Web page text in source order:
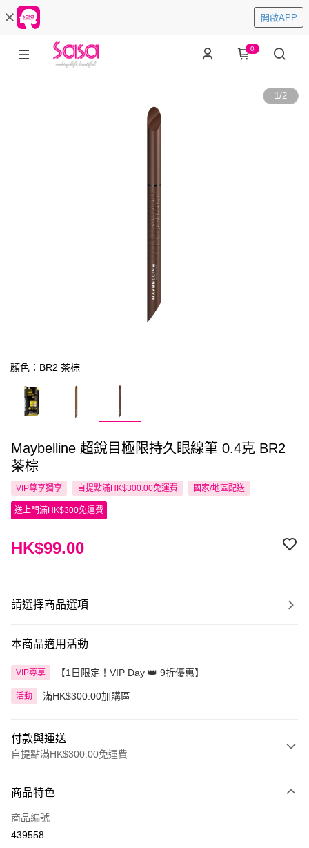
開啟APP
0
1/2
顏色：BR2 茶棕
Maybelline 超銳目極限持久眼線筆 0.4克 BR2
茶棕
VIP尊享獨享 自提點滿HK$300.00免運費 國家/地區配送
送上門滿HK$300免運費
HK$99.00
請選擇商品選項
本商品適用活動
VIP尊享 【1日限定！VIP Day 👑 9折優惠】
活動 滿HK$300.00加購區
付款與運送
自提點滿HK$300.00免運費
信用卡
Apple Pay
商品特色
商品編號
439558